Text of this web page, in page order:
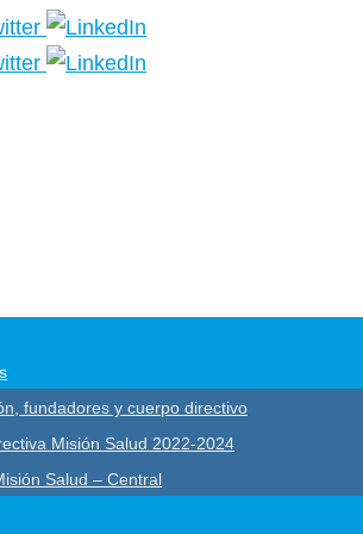
fundadores y cuerpo directivo
Misión Salud 2022-2024
Salud – Central